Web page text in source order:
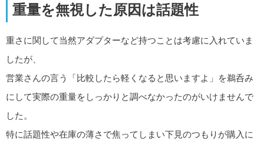
重量を無視した原因は話題性
重さに関して当然アダプターなど持つことは考慮に入れていま
したが、
営業さんの言う「比較したら軽くなると思いますよ」を鵜呑み
にして実際の重量をしっかりと調べなかったのがいけませんで
した。
特に話題性や在庫の薄さで焦ってしまい下見のつもりが購入に